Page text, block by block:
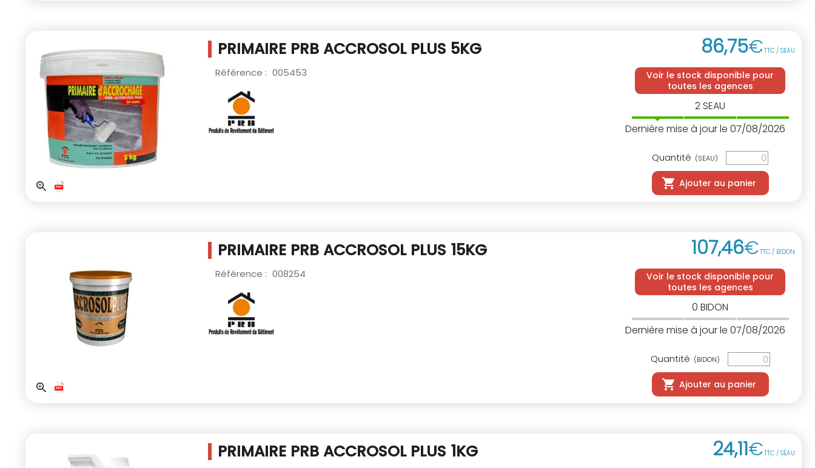
PRIMAIRE PRB ACCROSOL PLUS 5KG
Référence : 005453
86,75€TTC / SEAU
Voir le stock disponible pour
toutes les agences
2 SEAU
Dernière mise à jour le 07/08/2026
Quantité (SEAU)
Ajouter au panier
PRIMAIRE PRB ACCROSOL PLUS 15KG
Référence : 008254
107,46€TTC / BIDON
Voir le stock disponible pour
toutes les agences
0 BIDON
Dernière mise à jour le 07/08/2026
Quantité (BIDON)
Ajouter au panier
PRIMAIRE PRB ACCROSOL PLUS 1KG 24,11€TTC / SEAU